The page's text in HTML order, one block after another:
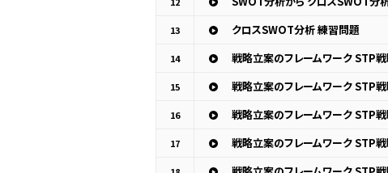
13 クロスSWOT分析 練習問題
14 戦略立案のフレームワーク STP
15 戦略立案のフレームワーク
16
17 戦略立案のフレームワーク